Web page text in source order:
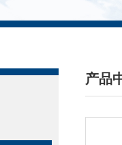
产品
/